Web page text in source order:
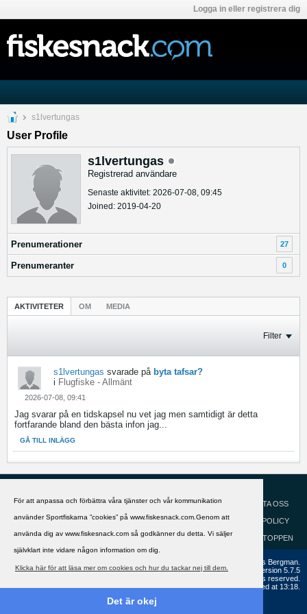
För att anpassa och förbättra våra tjänster och vår kommunikation
använder Sportfiskarna ”cookies” på www.fiskesnack.com.Genom att
använda dig av www.fiskesnack.com så godkänner du detta. Vi säljer
självklart inte vidare någon information om dig.
Klicka här för att läsa mer om cookies och hur du tackar nej till dem.
Det är okej
Logga in eller registrera dig
s1lvertungas
User Profile
s1lvertungas
Registrerad användare
Senaste aktivitet: 2026-07-08, 09:45
Joined: 2019-04-20
Prenumerationer 27
Prenumeranter 0
AKTIVITETER OM MEDIA
Filter
s1lvertungas svarade på byta tafsar?
i Flugfiske - Allmänt
2026-07-08, 09:41
Jag svarar på en tidskapsel nu vet jag men samtidigt är detta
fortfarande bland den bästa infon jag...
GÅ TILL INLÄGG
KONTAKTA OSS
COOKIEPOLICY
GÅ TILL TOPPEN
Copyright ©2002 - 2021, FiskeSnack.com. Grundad 2002 av Anders Bergman.
Powered byvBulletin®
Version 5.7.5
Copyright © 2026 MH Sub I, LLC dba vBulletin. All rights reserved.
All times are GMT+1. This page was generated at 13:18.